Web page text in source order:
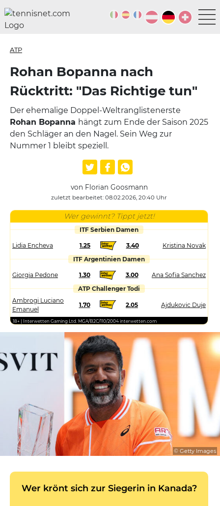
ATP
Rohan Bopanna nach
Rücktritt: "Das Richtige tun"
Der ehemalige Doppel-Weltranglistenerste
Rohan Bopanna hängt zum Ende der Saison 2025
den Schläger an den Nagel. Sein Weg zur
Nummer 1 bleibt speziell.
von Florian Goosmann
zuletzt bearbeitet: 08.02.2026, 20:40 Uhr
Wer gewinnt? Tippt jetzt!
ITF Serbien Damen
Lidia Encheva 1.25 3.40
Kristina Novak
ITF Argentinien Damen
Giorgia Pedone 1.30 3.00
Ana Sofia Sanchez
ATP Challenger Todi
Ambrogi Luciano
Emanuel
1.70 2.05 Ajdukovic Duje
18+ | Interwetten Gaming Ltd. MGA/B2C/110/2004 interwetten.com
© Getty Images